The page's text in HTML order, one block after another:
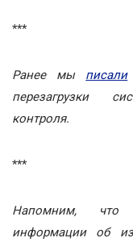
***
Ранее мы писали
перезагрузки
контроля.
***
Напомним, что
информации об